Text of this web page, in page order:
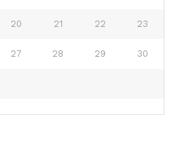
20 21 22 23
27 28 29 30